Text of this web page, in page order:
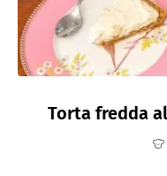
Torta fredda